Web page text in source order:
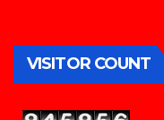
VISITOR COUNT